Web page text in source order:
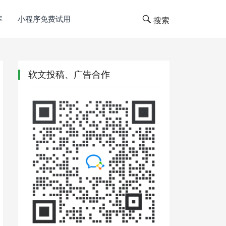
小程序免费试用 搜索
软文投稿、广告合作